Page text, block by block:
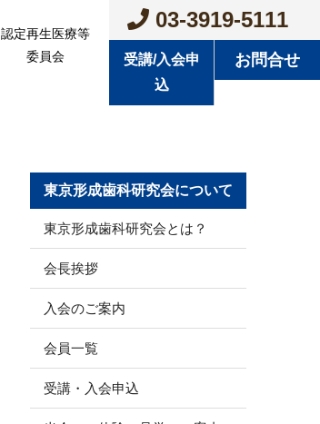
認定再生医療等
委員会
03-3919-5111
受講/入会申
込
お問合せ
東京形成歯科研究会について
東京形成歯科研究会とは？
会長挨拶
入会のご案内
会員一覧
受講・入会申込